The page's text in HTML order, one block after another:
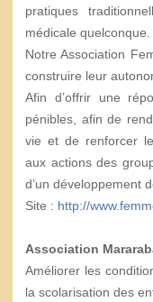
pratiques
médicale quelconque.
Notre Association
construire leur
Afin d’offrir une
pénibles, afin de
vie et de renforcer
aux actions des
d’un développement
Site : http://
Association
Améliorer les
la scolarisation des